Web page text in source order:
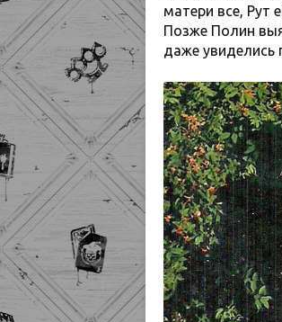
матери все, Рут
Позже Полин
даже увиделись